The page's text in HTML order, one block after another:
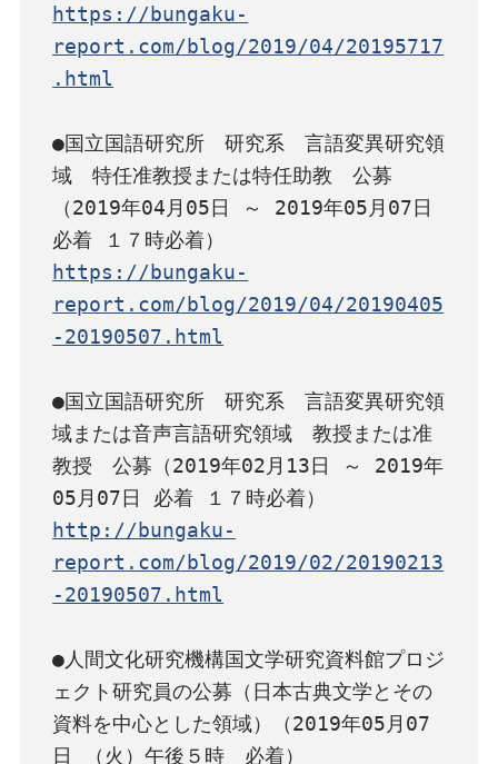
https://bungaku-
report.com/blog/2019/04/20195717
.html
●国立国語研究所　研究系　言語変異研究領
域　特任准教授または特任助教　公募
（2019年04月05日 ～ 2019年05月07日
https://bungaku-
report.com/blog/2019/04/20190405
-20190507.html
●国立国語研究所　研究系　言語変異研究領
域または音声言語研究領域　教授または准
教授　公募（2019年02月13日 ～ 2019年
http://bungaku-
report.com/blog/2019/02/20190213
-20190507.html
●人間文化研究機構国文学研究資料館プロジ
ェクト研究員の公募（日本古典文学とその
資料を中心とした領域）（2019年05月07